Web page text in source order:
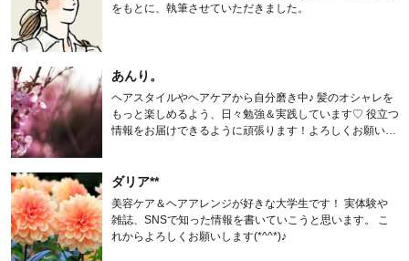
をもとに、執筆させていただきました。
あんり。
ヘアスタイルやヘアケアから自分磨き中♪ 髪のオシャレを
もっと楽しめるよう、日々勉強＆実践しています♡ 役立つ
情報をお届けできるように頑張ります！よろしくお願いし
ダリア**
美容ケア＆ヘアアレンジが好きな大学生です！ 実体験や
雑誌、SNSで知った情報を書いていこうと思います。 こ
れからよろしくお願いします(*^^*)♪